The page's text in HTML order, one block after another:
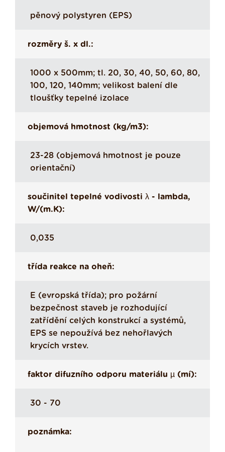
pěnový polystyren (EPS)
rozměry š. x dl.:
1000 x 500mm; tl. 20, 30, 40, 50, 60, 80,
100, 120, 140mm; velikost balení dle
tloušťky tepelné izolace
objemová hmotnost (kg/m3):
23-28 (objemová hmotnost je pouze
orientační)
součinitel tepelné vodivosti λ - lambda,
W/(m.K):
0,035
třída reakce na oheň:
E (evropská třída); pro požární
bezpečnost staveb je rozhodující
zatřídění celých konstrukcí a systémů,
EPS se nepoužívá bez nehořlavých
krycích vrstev.
faktor difuzního odporu materiálu µ (mí):
30 - 70
poznámka: